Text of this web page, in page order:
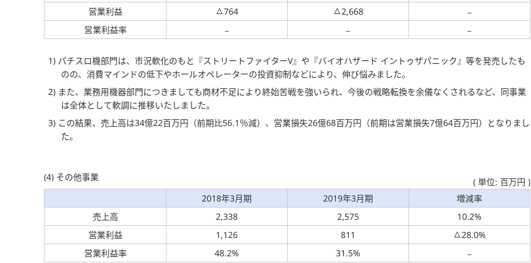
営業利益
764
2,668
営業利益率
1) パチスロ機部門は、市況軟化のもと『ストリートファイターV』や『バイオハザード イントゥザパニック』等を発売したも
のの、消費マインドの低下やホールオペレーターの投資抑制などにより、伸び悩みました。
2) また、業務用機器部門につきましても商材不足により終始苦戦を強いられ、今後の戦略転換を余儀なくされるなど、同事業
は全体として軟調に推移いたしました。
3) この結果、売上高は34億22百万円（前期比56.1％減）、営業損失26億68百万円（前期は営業損失7億64百万円）となりまし
た。
(4) その他事業
( 単位: 百万円 )
2018年3月期
2019年3月期
増減率
売上高
2,338 2,575
10.2%
営業利益
1,126 811
28.0%
営業利益率
48.2% 31.5%